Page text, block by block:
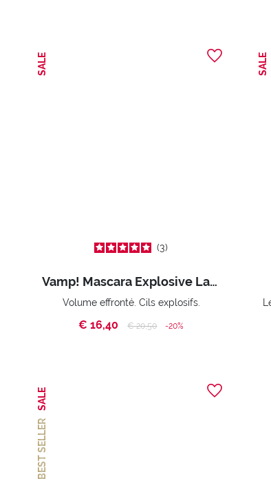
SALE
3
Vamp! Mascara Explosive Lashes
Volume effronté. Cils explosifs.
€ 16,40 Price reduced from
€ 20,50to -20%
SALE
BEST SELLER
SALE